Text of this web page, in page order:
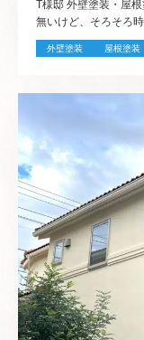
T様邸 外壁塗装・屋
無いけど、そろそろ
外壁塗装 屋根塗装